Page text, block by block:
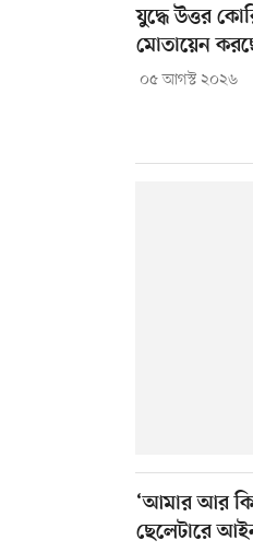
যুদ্ধে উত্তর
মোতায়েন
০৫ আগস্ট ২০২৬
‘আমার আর
ছেলেটারে